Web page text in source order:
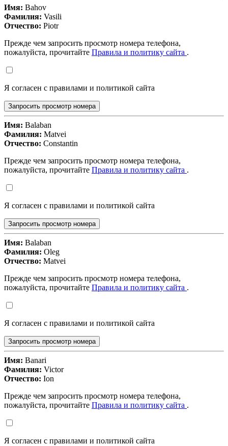
Имя: Bahov
Фамилия: Vasili
Отчество: Piotr
Прежде чем запросить просмотр номера телефона,
пожалуйста, прочитайте Правила и политику сайта .
Я согласен с правилами и политикой сайта
Запросить просмотр номера
Имя: Balaban
Фамилия: Matvei
Отчество: Constantin
Прежде чем запросить просмотр номера телефона,
пожалуйста, прочитайте Правила и политику сайта .
Я согласен с правилами и политикой сайта
Запросить просмотр номера
Имя: Balaban
Фамилия: Oleg
Отчество: Matvei
Прежде чем запросить просмотр номера телефона,
пожалуйста, прочитайте Правила и политику сайта .
Я согласен с правилами и политикой сайта
Запросить просмотр номера
Имя: Banari
Фамилия: Victor
Отчество: Ion
Прежде чем запросить просмотр номера телефона,
пожалуйста, прочитайте Правила и политику сайта .
Я согласен с правилами и политикой сайта